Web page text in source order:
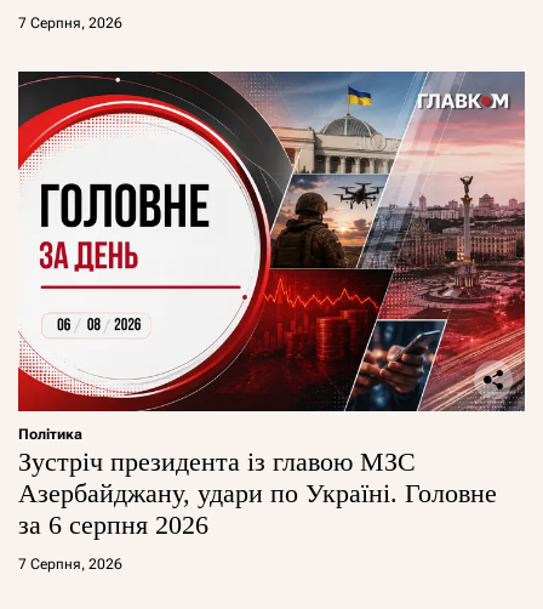
7 Серпня, 2026
Політика
Зустріч президента із главою МЗС
Азербайджану, удари по Україні. Головне
за 6 серпня 2026
7 Серпня, 2026